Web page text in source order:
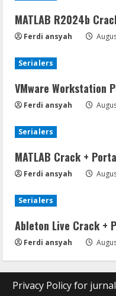
MATLAB R2024b
Ferdi ansyah
Serialers
VMware Workstation
Ferdi ansyah
Serialers
MATLAB Crack +
Ferdi ansyah
Serialers
Ableton Live Crack +
Ferdi ansyah
Privacy Policy for